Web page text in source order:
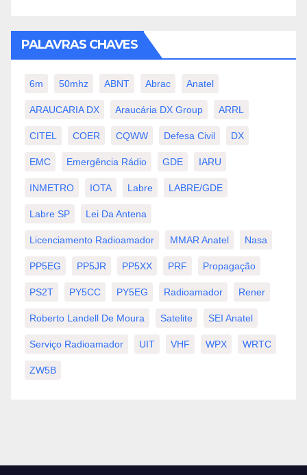
PALAVRAS CHAVES
6m 50mhz ABNT Abrac Anatel
ARAUCARIA DX Araucária DX Group ARRL
CITEL COER CQWW Defesa Civil DX
EMC Emergência Rádio GDE IARU
INMETRO IOTA Labre LABRE/GDE
Labre SP Lei Da Antena
Licenciamento Radioamador MMAR Anatel Nasa
PP5EG PP5JR PP5XX PRF Propagação
PS2T PY5CC PY5EG Radioamador Rener
Roberto Landell De Moura Satelite SEI Anatel
Serviço Radioamador UIT VHF WPX WRTC
ZW5B